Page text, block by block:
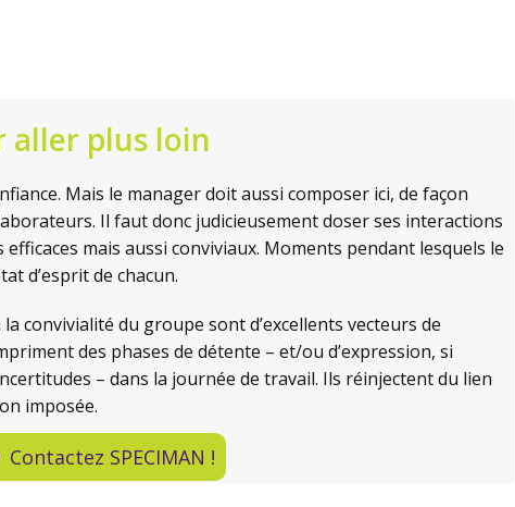
aller plus loin
Mais le manager doit aussi composer ici, de façon
Il faut donc judicieusement doser ses interactions
mais aussi conviviaux. Moments pendant lesquels le
d’esprit de chacun.
convivialité du groupe sont d’excellents vecteurs de
des phases de détente – et/ou d’expression, si
– dans la journée de travail. Ils réinjectent du lien
imposée.
Contactez SPECIMAN !